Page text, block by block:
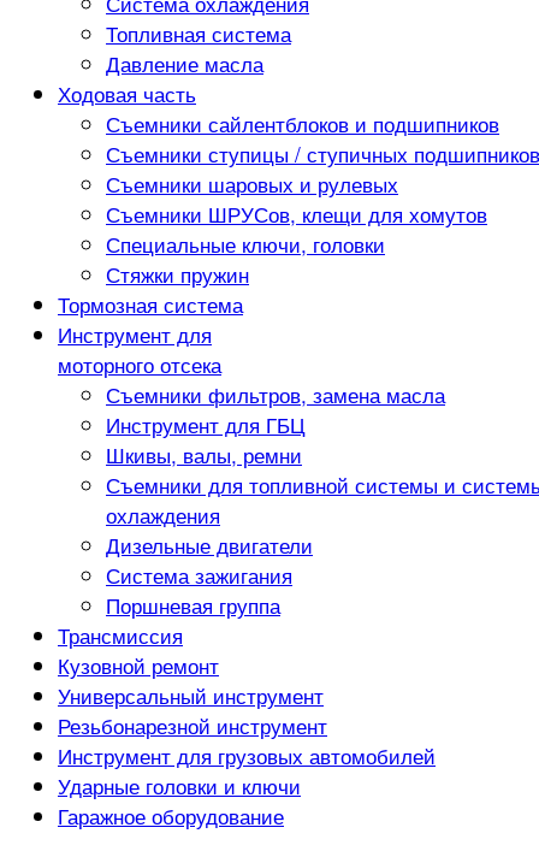
Топливная система
Давление масла
Ходовая часть
Съемники сайлентблоков и подшипников
Съемники ступицы / ступичных подшипников
Съемники шаровых и рулевых
Съемники ШРУСов, клещи для хомутов
Специальные ключи, головки
Стяжки пружин
Тормозная система
Инструмент для
моторного отсека
Съемники фильтров, замена масла
Инструмент для ГБЦ
Шкивы, валы, ремни
Съемники для топливной системы и
охлаждения
Дизельные двигатели
Система зажигания
Поршневая группа
Трансмиссия
Кузовной ремонт
Универсальный инструмент
Резьбонарезной инструмент
Инструмент для грузовых автомобилей
Ударные головки и ключи
Гаражное оборудование